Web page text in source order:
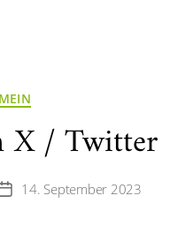
X / Twitter
Veröffentlichungsdatum
14. September 2023